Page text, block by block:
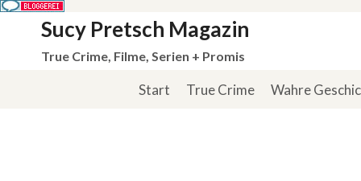
springen
Sucy Pretsch Magazin
True Crime, Filme, Serien + Promis
Start True Crime Wahre